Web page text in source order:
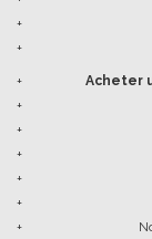
+
+
+
Acheter
+
+
+
+
+
+